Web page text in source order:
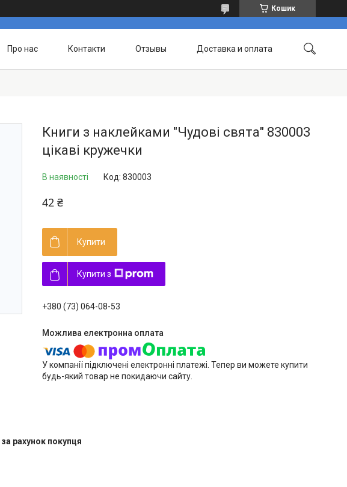
Кошик
Про нас Контакти Отзывы Доставка и оплата
Книги з наклейками "Чудові свята" 830003
цікаві кружечки
В наявності Код: 830003
42 ₴
Купити
Купити з
+380 (73) 064-08-53
У компанії підключені електронні платежі. Тепер ви можете купити
будь-який товар не покидаючи сайту.
за рахунок покупця